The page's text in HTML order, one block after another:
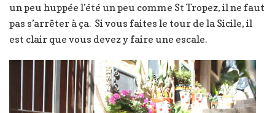
un peu huppée l’été un peu comme St Tropez, il ne faut
pas s’arrêter à ça. Si vous faites le tour de la Sicile, il
est clair que vous devez y faire une escale.